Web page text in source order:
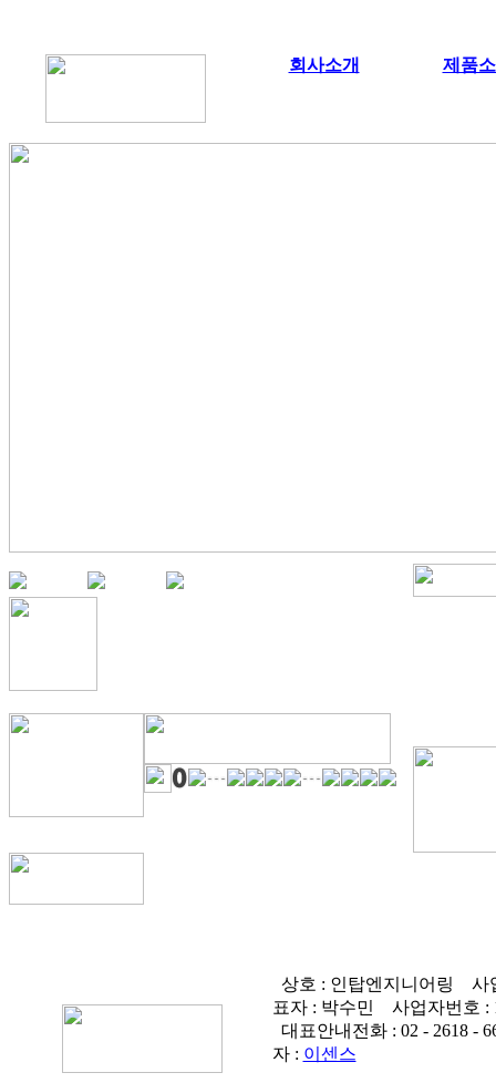
회사소개 제품
상호 : 인탑엔지니어링
사
표자 : 박수민
사업자번호 :
대표안내전화 : 02 - 2618 -
자 : 이센스